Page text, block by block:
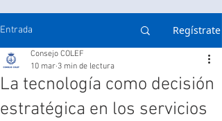
Entrada Regístrate
La tecnología como decisión
estratégica en los servicios
Consejo COLEF
10 mar 3 min de lectura